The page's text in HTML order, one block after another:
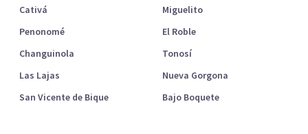
Cativá
Miguelito
Penonomé
El Roble
Changuinola
Tonosí
Las Lajas
Nueva Gorgona
San Vicente de Bique
Bajo Boquete